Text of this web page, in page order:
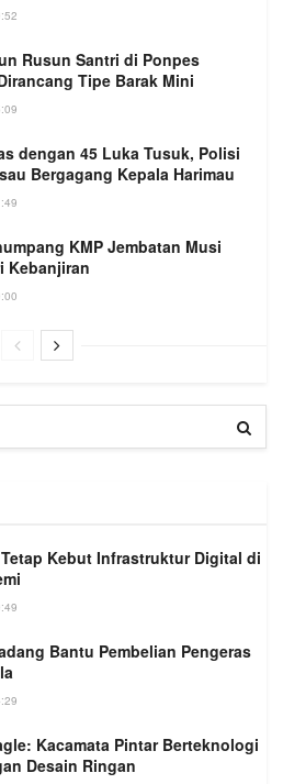
Rusun Santri di Ponpes
Tipe Barak Mini
dengan 45 Luka Tusuk, Polisi
Bergagang Kepala Harimau
KMP Jembatan Musi
Kebanjiran
Kebut Infrastruktur Digital di
Bantu Pembelian Pengeras
Kacamata Pintar Berteknologi
Desain Ringan